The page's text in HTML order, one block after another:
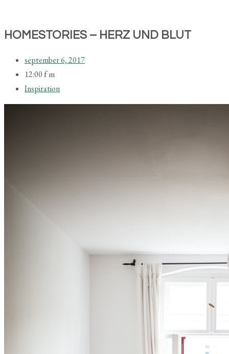
HOMESTORIES – HERZ UND BLUT
september 6, 2017
12:00 f m
Inspiration